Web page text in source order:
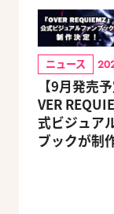
ニュース
【9月発売
VER
式ビジュア
ブックが制